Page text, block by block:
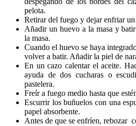
pelota.
Retirar del fuego y dejar enfriar
Añadir un huevo a la masa y
la masa.
Cuando el huevo se haya
volver a batir. Añadir la piel de
En un cazo calentar el aceite.
ayuda de dos cucharas o
pastelera.
Freír a fuego medio hasta que
Escurrir los buñuelos con una
papel absorbente.
Antes de que se enfríen, rebozar